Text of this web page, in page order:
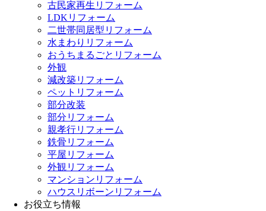
古民家再生リフォーム
LDKリフォーム
二世帯同居型リフォーム
水まわりリフォーム
おうちまるごとリフォーム
外観
減改築リフォーム
ペットリフォーム
部分改装
部分リフォーム
親孝行リフォーム
鉄骨リフォーム
平屋リフォーム
外観リフォーム
マンションリフォーム
ハウスリボーンリフォーム
お役立ち情報